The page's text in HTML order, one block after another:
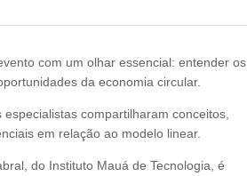
com um olhar essencial: entender os
da economia circular.
especialistas compartilharam conceitos,
em relação ao modelo linear.
do Instituto Mauá de Tecnologia, é